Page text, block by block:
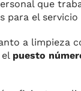
que
para el
a
el puesto